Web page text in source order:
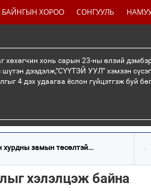
БАЙНГЫН ХОРОО СОНГУУЛЬ
хөхөгчин хонь сарын 23-ны өлзий
дээдэлж,“СҮҮТЭЙ УУЛ” хэмээн
4 дэх удаагаа ёслон гүйцэтгэж буй
хурдны замын төсөлтэй...
хэлэлцэж байна